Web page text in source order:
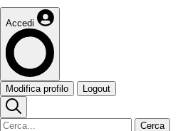
Accedi
Modifica profilo Logout
Cerca